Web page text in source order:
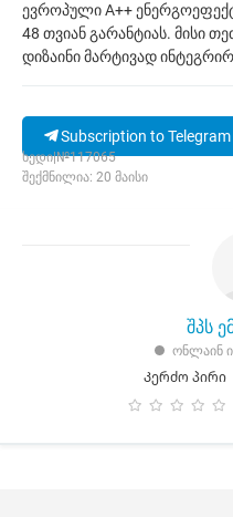
ევროპული A++
48 თვიან გარანტიას. მისი
დიზაინი მარტივად
Subscription to Telegram
ხედი|№117065
შექმნილია: 20 მაისი
შპს
ონლაინ
Კერძო პირი